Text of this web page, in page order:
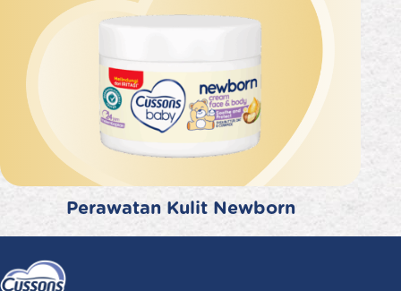
Perawatan Kulit Newborn